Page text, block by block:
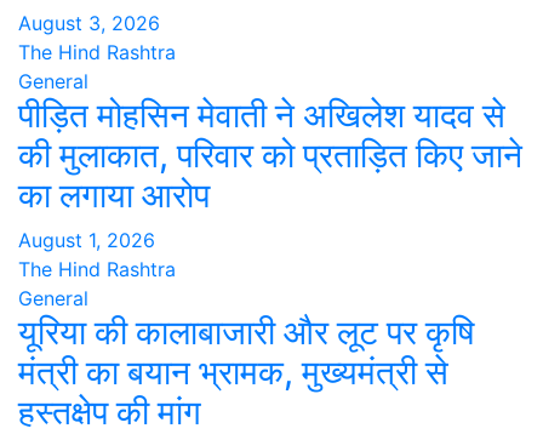
August 3, 2026
The Hind Rashtra
General
पीड़ित मोहसिन मेवाती ने अखिलेश यादव से
की मुलाकात, परिवार को प्रताड़ित किए जाने
का लगाया आरोप
August 1, 2026
The Hind Rashtra
General
यूरिया की कालाबाजारी और लूट पर कृषि
मंत्री का बयान भ्रामक, मुख्यमंत्री से
हस्तक्षेप की मांग